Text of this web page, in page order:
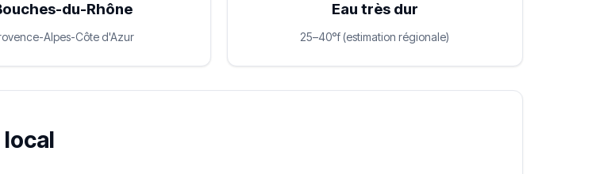
du-Rhône
Alpes-Côte d'Azur
Eau très dur
25–40°f (estimation régionale)
local